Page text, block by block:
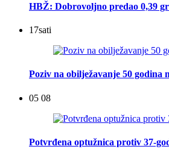
HBŽ: Dobrovoljno predao 0,39
17sati
Poziv na obilježavanje 50
05 08
Potvrđena optužnica protiv 37-